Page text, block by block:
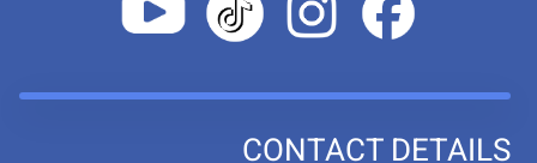
CONTACT DETAILS